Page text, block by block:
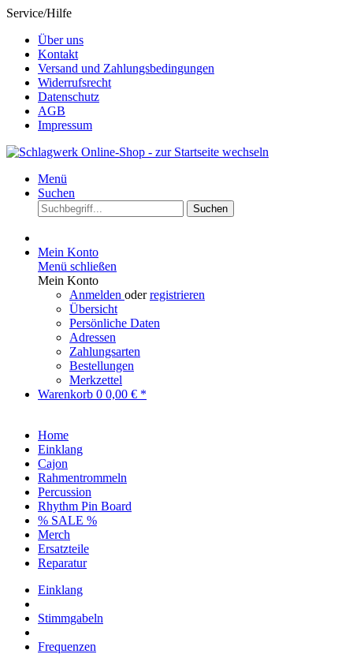
Service/Hilfe
Über uns
Kontakt
Versand und Zahlungsbedingungen
Widerrufsrecht
Datenschutz
AGB
Impressum
Menü
Suchen
Suchen
Mein Konto
Menü schließen
Mein Konto
Anmelden oderregistrieren
Übersicht
Persönliche Daten
Adressen
Zahlungsarten
Bestellungen
Merkzettel
Warenkorb 0 0,00 € *
Home
Einklang
Cajon
Rahmentrommeln
Percussion
Rhythm Pin Board
% SALE %
Merch
Ersatzteile
Reparatur
Einklang
Stimmgabeln
Frequenzen